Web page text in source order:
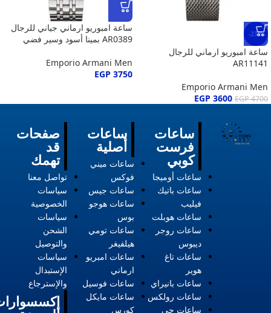
-23%
ساعة امبوريو ارماني للرجال
AR11141
Emporio Armani Men
EGP4700
EGP 3600
ساعة امبوريو ارماني جياني للرجال
AR0389 بمينا أسود وسير فضي
Emporio Armani Men
EGP 3750
صفحات
قد
تهمك
تواصل معنا
سياسات
الخصوصية
سياسات
الشحن
والتوصيل
سياسات
الإستبدال
والإسترجاع
ساعات
أصلية
ساعات ميني
فوكس
ساعات جيس
ساعات هوجو
بوس
ساعات تومي
هيلفيغر
ساعات امبريو
ارماني
ساعات فوسيل
ساعات مايكل
كورس
ساعات
فرست
كوبي
ساعات أوميجا
ساعات باتيك
فيليب
ساعات هوبلت
ساعات روجر
ديبوس
ساعات تاغ
هوير
ساعات بانيراي
ساعات رولكس
ساعات جي